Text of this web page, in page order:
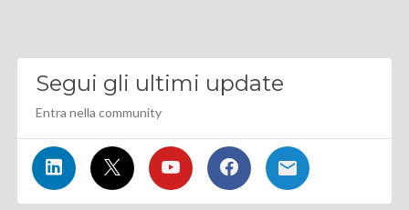
Segui gli ultimi update
Entra nella community